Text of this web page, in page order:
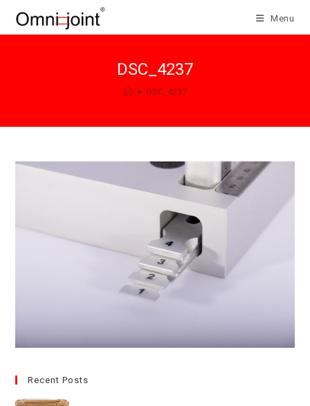
Menu
DSC_4237
> DSC_4237
Recent Posts